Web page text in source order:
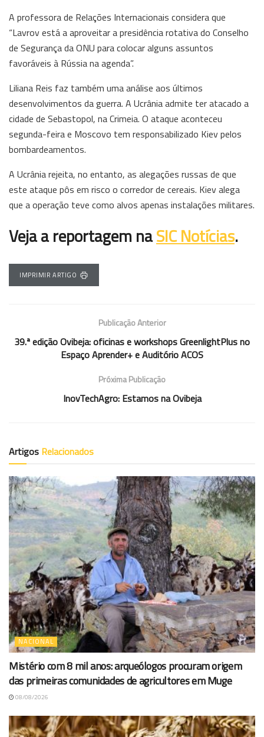
A professora de Relações Internacionais considera que
“Lavrov está a aproveitar a presidência rotativa do Conselho
de Segurança da ONU para colocar alguns assuntos
favoráveis à Rússia na agenda”.
Liliana Reis faz também uma análise aos últimos
desenvolvimentos da guerra. A Ucrânia admite ter atacado a
cidade de Sebastopol, na Crimeia. O ataque aconteceu
segunda-feira e Moscovo tem responsabilizado Kiev pelos
bombardeamentos.
A Ucrânia rejeita, no entanto, as alegações russas de que
este ataque pôs em risco o corredor de cereais. Kiev alega
que a operação teve como alvos apenas instalações militares.
Veja a reportagem naSIC Notícias.
IMPRIMIR ARTIGO
Publicação Anterior
39.ª edição Ovibeja: oficinas e workshops GreenlightPlus no
Espaço Aprender+ e Auditório ACOS
Próxima Publicação
InovTechAgro: Estamos na Ovibeja
Artigos Relacionados
NACIONAL
Mistério com 8 mil anos: arqueólogos procuram origem
das primeiras comunidades de agricultores em Muge
08/08/2026